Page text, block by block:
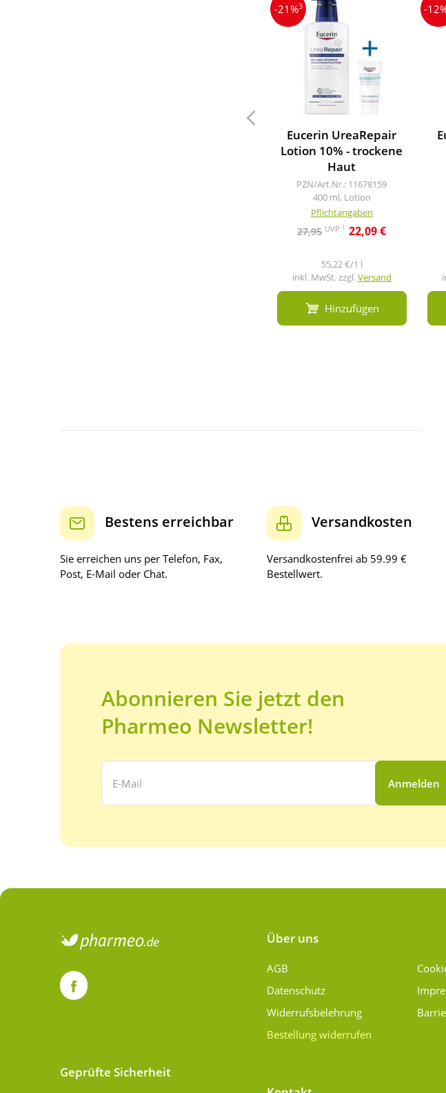
-21%3
Eucerin UreaRepair
Lotion 10% - trockene
Haut
PZN/Art.Nr.: 11678159
400 ml, Lotion
Pflichtangaben
27,95 UVP 1 22,09 €
55,22 €/1 l
inkl. MwSt. zzgl.Versand
Hinzufügen
-
Bestens erreichbar
Sie erreichen uns per Telefon, Fax,
Post, E-Mail oder Chat.
Versandkosten
Versandkostenfrei ab 59.99 €
Bestellwert.
Abonnieren Sie jetzt den
Pharmeo Newsletter!
Ihre E-Mail Adresse:
Anmelden
Über uns
AGB
Datenschutz
Widerrufsbelehrung
Bestellung widerrufen
Geprüfte Sicherheit